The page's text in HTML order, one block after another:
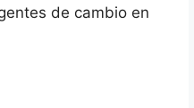
de cambio en